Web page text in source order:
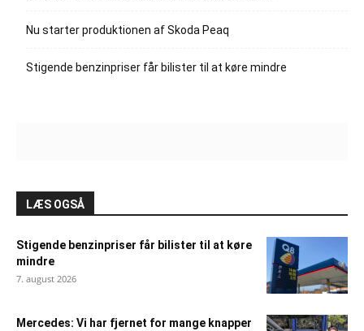
Nu starter produktionen af Skoda Peaq
Stigende benzinpriser får bilister til at køre mindre
LÆS OGSÅ
Stigende benzinpriser får bilister til at køre
mindre
7. august 2026
Mercedes: Vi har fjernet for mange knapper